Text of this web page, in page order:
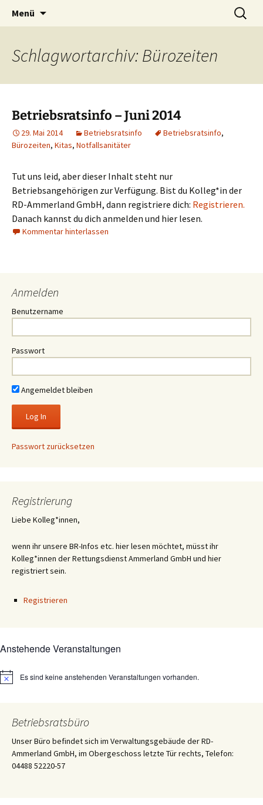
Menü
Suchen
nach:
Schlagwortarchiv: Bürozeiten
Betriebsratsinfo – Juni 2014
29. Mai 2014 Betriebsratsinfo Betriebsratsinfo,
Bürozeiten, Kitas, Notfallsanitäter
Tut uns leid, aber dieser Inhalt steht nur
Betriebsangehörigen zur Verfügung. Bist du Kolleg*in der
RD-Ammerland GmbH, dann registriere dich: Registrieren.
Danach kannst du dich anmelden und hier lesen.
Kommentar hinterlassen
Anmelden
Benutzername
Passwort
Angemeldet bleiben
Passwort zurücksetzen
Registrierung
Liebe Kolleg*innen,
wenn ihr unsere BR-Infos etc. hier lesen möchtet, müsst ihr
Kolleg*innen der Rettungsdienst Ammerland GmbH und hier
registriert sein.
Registrieren
Anstehende Veranstaltungen
HinweisEs sind keine anstehenden Veranstaltungen vorhanden.
Betriebsratsbüro
Unser Büro befindet sich im Verwaltungsgebäude der RD-
Ammerland GmbH, im Obergeschoss letzte Tür rechts, Telefon:
04488 52220-57